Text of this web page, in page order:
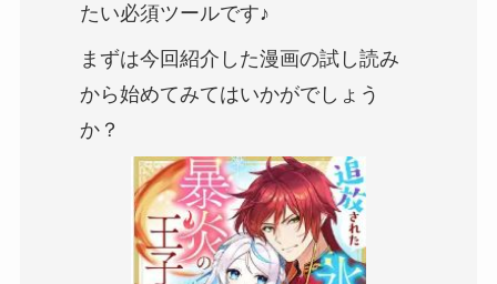
たい必須ツールです♪
まずは今回紹介した漫画の試し読み
から始めてみてはいかがでしょう
か？